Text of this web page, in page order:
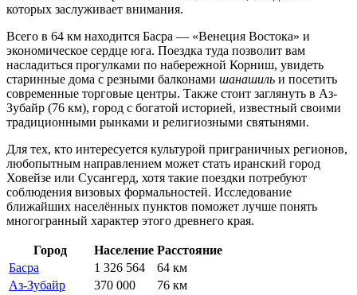
которых заслуживает внимания.
Всего в 64 км находится Басра — «Венеция Востока» и
экономическое сердце юга. Поездка туда позволит вам
насладиться прогулками по набережной Корниш, увидеть
старинные дома с резными балконами шанашиль и посетить
современные торговые центры. Также стоит заглянуть в Аз-
Зубайр (76 км), город с богатой историей, известный своими
традиционными рынками и религиозными святынями.
Для тех, кто интересуется культурой приграничных регионов,
любопытным направлением может стать иранский город
Ховейзе или Сусангерд, хотя такие поездки потребуют
соблюдения визовых формальностей. Исследование
ближайших населённых пунктов поможет лучше понять
многогранный характер этого древнего края.
Город Население Расстояние
Басра
1 326 564
64 км
Аз-Зубайр
370 000
76 км